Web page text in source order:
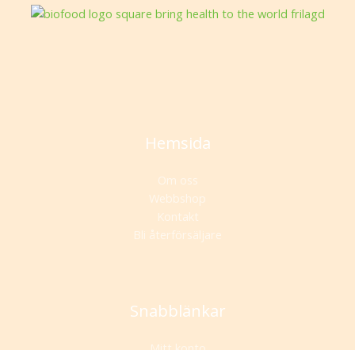
Hemsida
Om oss
Webbshop
Kontakt
Bli återförsäljare
Snabblänkar